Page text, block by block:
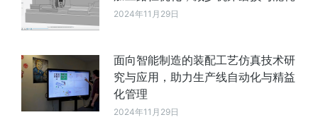
2024年11月29日
面向智能制造的装配工艺仿真技术研
究与应用，助力生产线自动化与精益
化管理
2024年11月29日